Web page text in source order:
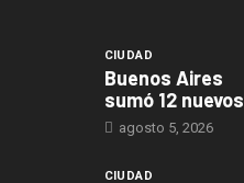
CIUDAD
Buenos Aires
sumó 12 nuevos
agosto 5, 2026
CIUDAD